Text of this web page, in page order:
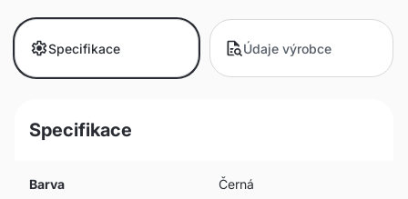
Specifikace Údaje výrobce
Specifikace
Barva Černá